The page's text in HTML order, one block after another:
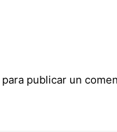
para publicar un